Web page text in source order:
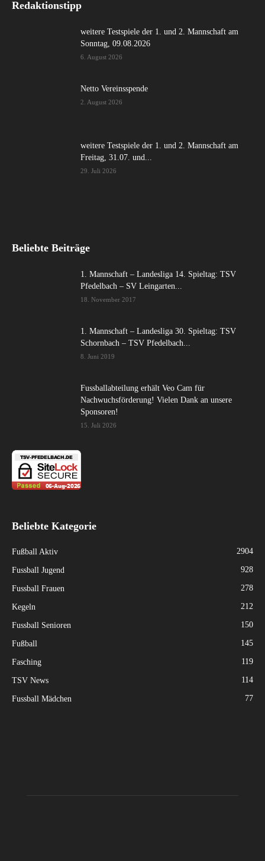
Redaktionstipp
weitere Testspiele der 1. und 2. Mannschaft am
Sonntag, 09.08.2026
6. August 2026
Netto Vereinsspende
2. August 2026
weitere Testspiele der 1. und 2. Mannschaft am
Freitag, 31.07. und...
29. Juli 2026
Beliebte Beiträge
1. Mannschaft – Landesliga 14. Spieltag: TSV
Pfedelbach – SV Leingarten...
18. November 2017
1. Mannschaft – Landesliga 30. Spieltag: TSV
Schornbach – TSV Pfedelbach...
8. Juni 2019
Fussballabteilung erhält Veo Cam für
Nachwuchsförderung! Vielen Dank an unsere
Sponsoren!
15. Juli 2026
Beliebte Kategorie
Fußball Aktiv 2904
Fussball Jugend 928
Fussball Frauen 278
Kegeln 212
Fussball Senioren 150
Fußball 145
Fasching 119
TSV News 114
Fussball Mädchen 77